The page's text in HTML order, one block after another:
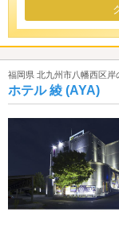
福岡県 北九州市八幡西区岸
ホテル 綾 (AYA)